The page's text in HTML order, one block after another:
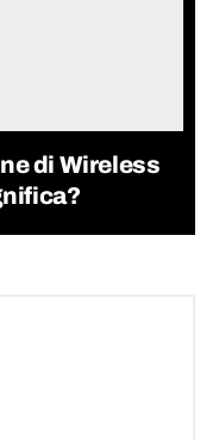
di Wireless